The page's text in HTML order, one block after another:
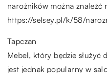
narożników można znaleźć
https://selsey.pl/k/58/
Tapczan
Mebel, który będzie służyć
jest jednak popularny w